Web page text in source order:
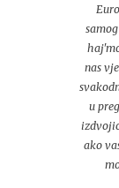
nas
u
ako